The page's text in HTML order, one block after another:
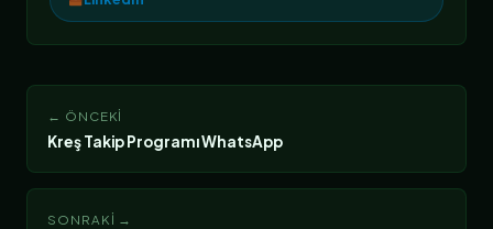
← ÖNCEKI
Kreş Takip Programı WhatsApp
SONRAKI →